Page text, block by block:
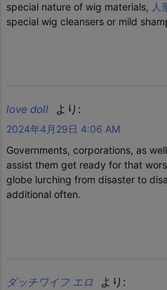
special nature of wig materials, 人
special wig cleansers or mild
love doll より:
2024年4月29日 4:06 AM
Governments, corporations, as
assist them get ready for that
globe lurching from disaster to
additional often.
ダッチワイフ エロ より: